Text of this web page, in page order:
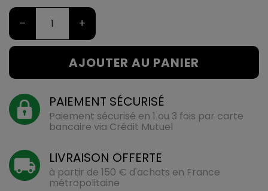
– +
AJOUTER AU PANIER
PAIEMENT SÉCURISÉ
Paiement sécurisé en 1 ou 3 fois par carte
bancaire via Crédit Mutuel
LIVRAISON OFFERTE
à partir de 150 € d'achats en France
métropolitaine